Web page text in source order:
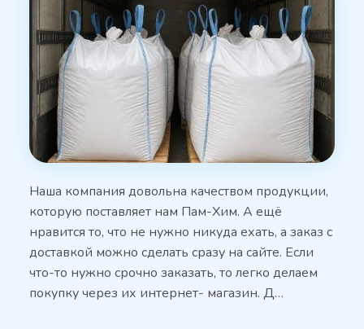
Наша компания довольна качеством продукции,
которую поставляет нам Пам-Хим. А ещё
нравится то, что не нужно никуда ехать, а заказ с
доставкой можно сделать сразу на сайте. Если
что-то нужно срочно заказать, то легко делаем
покупку через их интернет- магазин. Д…